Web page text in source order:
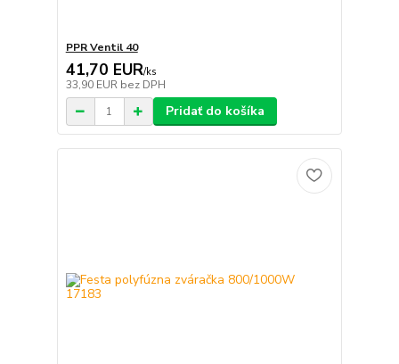
PPR Ventil 40
41,70 EUR/ks
33,90 EUR bez DPH
Pridať do košíka